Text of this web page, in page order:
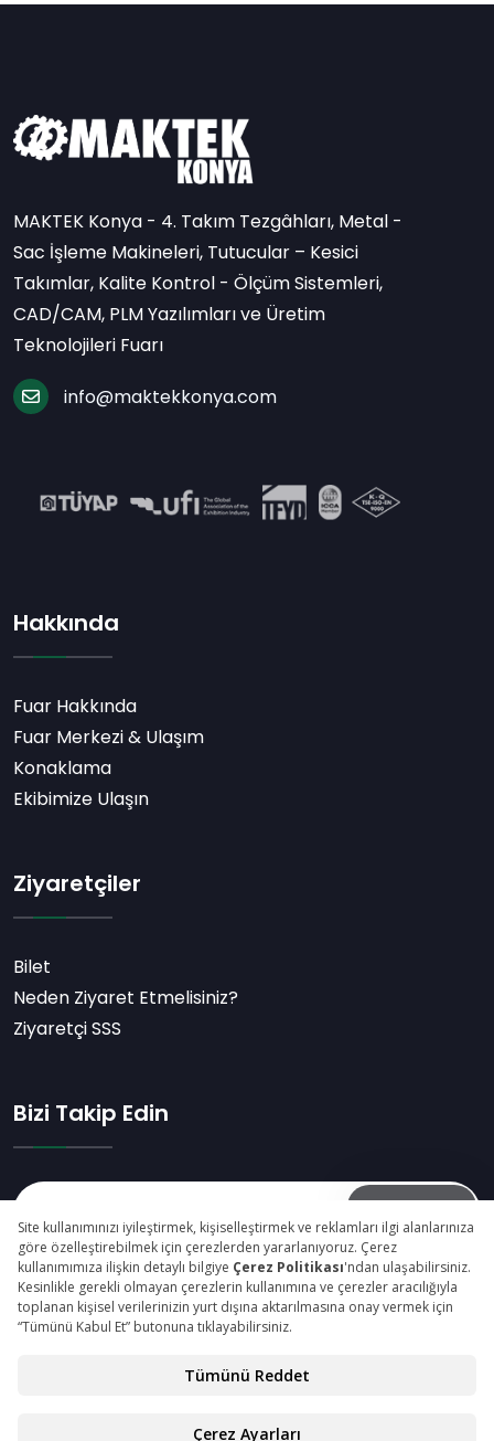
MAKTEK Konya - 4. Takım Tezgâhları, Metal -
Sac İşleme Makineleri, Tutucular – Kesici
Takımlar, Kalite Kontrol - Ölçüm Sistemleri,
CAD/CAM, PLM Yazılımları ve Üretim
Teknolojileri Fuarı
info@maktekkonya.com
Hakkında
Fuar Hakkında
Fuar Merkezi & Ulaşım
Konaklama
Ekibimize Ulaşın
Ziyaretçiler
Bilet
Neden Ziyaret Etmelisiniz?
Ziyaretçi SSS
Bizi Takip Edin